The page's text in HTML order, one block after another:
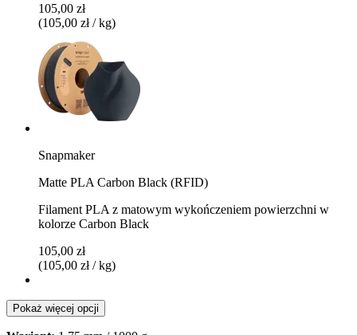
105,00 zł
(105,00 zł / kg)
Snapmaker
Matte PLA Carbon Black (RFID)
Filament PLA z matowym wykończeniem powierzchni w
kolorze Carbon Black
105,00 zł
(105,00 zł / kg)
Pokaż więcej opcji